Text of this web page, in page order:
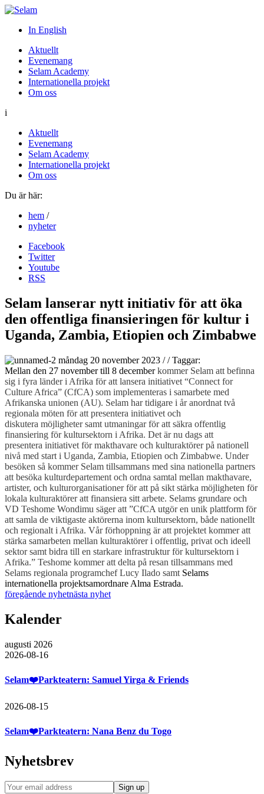
In English
Aktuellt
Evenemang
Selam Academy
Internationella projekt
Om oss
i
Aktuellt
Evenemang
Selam Academy
Internationella projekt
Om oss
Du är här:
hem /
nyheter
Facebook
Twitter
Youtube
RSS
Selam lanserar nytt initiativ för att öka
den offentliga finansieringen för kultur i
Uganda, Zambia, Etiopien och Zimbabwe
måndag 20 november 2023 //Taggar:
Mellan den 27 november till 8 decemberkommer Selam att befinna
sig i fyra länder i Afrika för att lansera initiativet “Connect for
Culture Africa” (CfCA) som implementeras i samarbete med
Afrikanska unionen (AU). Selam har tidigare i år anordnat två
regionala möten för att presentera initiativet och
diskutera möjligheter samt utmaningar för att säkra offentlig
finansiering för kultursektorn i Afrika. Det är nu dags att
presentera initiativet för makthavare och kulturaktörer på nationell
nivå med start i Uganda, Zambia, Etiopien och Zimbabwe. Under
besöken så kommer Selam tillsammans med sina nationella partners
att besöka kulturdepartement och ordna samtal mellan makthavare,
artister, och kulturorganisationer för att på sikt stärka möjligheten för
lokala kulturaktörer att finansiera sitt arbete. Selams grundare och
VD Teshome Wondimu säger att ”CfCA utgör en unik plattform för
att samla de viktigaste aktörerna inom kultursektorn, både nationellt
och regionalt i Afrika. Vår förhoppning är att projektet kommer att
stärka samarbeten mellan kulturaktörer i offentlig, privat och ideell
sektor samt bidra till en starkare infrastruktur för kultursektorn i
Afrika.” Teshome kommer att delta på resan tillsammans med
Selams regionala programchef Lucy Ilado samt Selams
internationella projektsamordnare Alma Estrada.
föregående nyhetnästa nyhet
Kalender
augusti 2026
2026-08-16
Selam❤️Parkteatern: Samuel Yirga & Friends
2026-08-15
Selam❤️Parkteatern: Nana Benz du Togo
Nyhetsbrev